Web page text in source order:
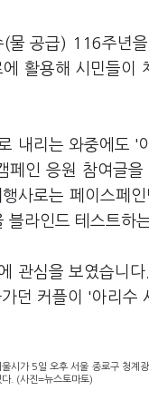
물 공급) 116주년
활용해 시민들이
내리는 와중에도 '
페인 응원 참여글
사로는 페이스페
블라인드 테스트하
관심을 보였습니
던 커플이 '아리수
울시가 5일 오후 서울 종로구 청계
다. (사진=뉴스토마토)